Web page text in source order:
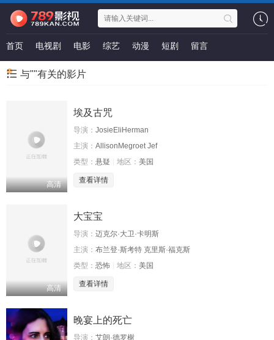
首页 电视剧 电影 综艺 动漫 短剧 留言
与""有关的影片
高清
埃及古咒
导演： JosieEliHerman
主演： AllisonMegroet Jef
类型： 悬疑 地区： 美国
查看详情
高清
大宝宝
导演： 迈克尔·大卫·卡明斯
主演： 布兰登·斯考特 克里斯·福克斯
类型： 恐怖 地区： 美国
查看详情
晚宴上的死亡
导演： 艾朗·德罗榭